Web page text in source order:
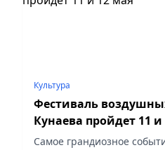
Культура
Фестиваль
Кунаева пройдет 11
Самое грандиозное